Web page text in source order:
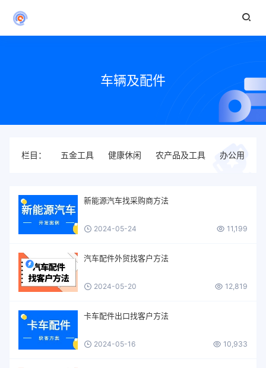
车辆及配件
栏目： 五金工具 健康休闲 农产品及工具 办公用品
新能源汽车找采购商方法
2024-05-24 11,199
汽车配件外贸找客户方法
2024-05-20 12,819
卡车配件出口找客户方法
2024-05-16 10,933